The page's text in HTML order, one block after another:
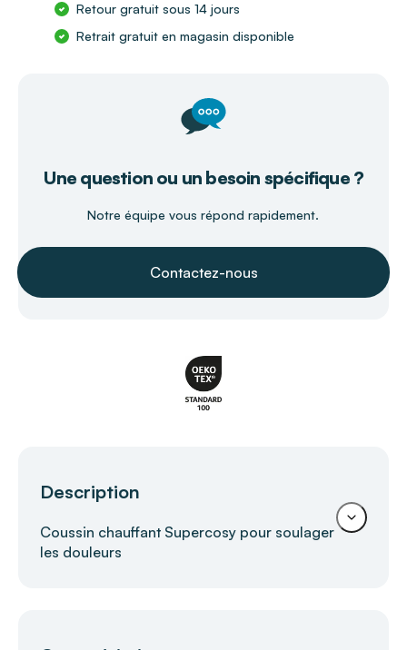
Retour gratuit sous 14 jours
Retrait gratuit en magasin disponible
Une question ou un besoin spécifique ?
Notre équipe vous répond rapidement.
Contactez-nous
Description
Coussin chauffant Supercosy pour soulager
les douleurs